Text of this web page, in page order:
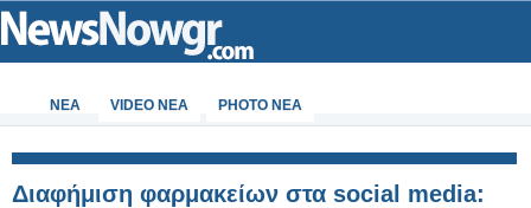
ΝΕΑ VIDEO NEA PHOTO NEA
Διαφήμιση φαρμακείων στα social media: